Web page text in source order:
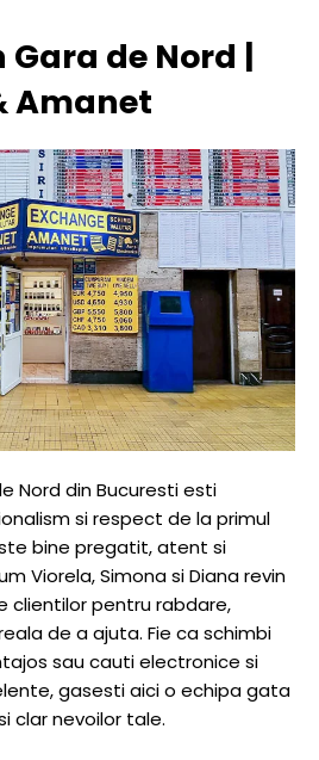
de Nord |
Amanet
Nord din Bucuresti esti
si respect de la primul
bine pregatit, atent si
Viorela, Simona si Diana revin
clientilor pentru rabdare,
de a ajuta. Fie ca schimbi
sau cauti electronice si
gasesti aici o echipa gata
clar nevoilor tale.